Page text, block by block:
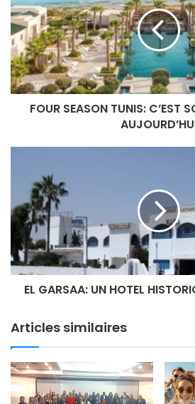
FOUR SEASON TUNIS: C’EST
EL GARSAA: UN HOTEL
Articles similaires